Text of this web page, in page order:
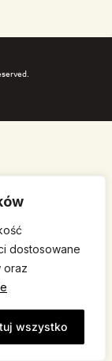
dostosowane
oraz
wszystko